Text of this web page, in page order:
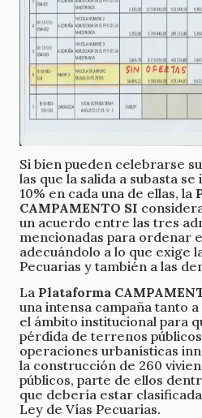
Si bien pueden celebrarse
las que la salida a subasta
10% en cada una de ellas, la
CAMPAMENTO SI
un acuerdo entre las tres
mencionadas para ordenar
adecuándolo a lo que exige
Pecuarias y también a las
La Plataforma
una intensa campaña tanto
el ámbito institucional para
pérdida de terrenos
operaciones urbanísticas
la construcción de 260
públicos, parte de ellos
que debería estar
Ley de Vías Pecuarias.